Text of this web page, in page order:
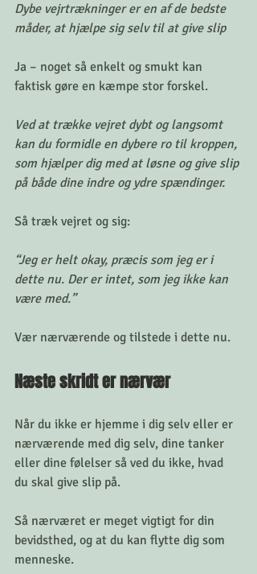
Dybe vejrtrækninger er en af de bedste
måder, at hjælpe sig selv til at give slip
Ja – noget så enkelt og smukt kan
faktisk gøre en kæmpe stor forskel.
Ved at trække vejret dybt og langsomt
kan du formidle en dybere ro til kroppen,
som hjælper dig med at løsne og give slip
på både dine indre og ydre spændinger.
Så træk vejret og sig:
“Jeg er helt okay, præcis som jeg er i
dette nu. Der er intet, som jeg ikke kan
være med.”
Vær nærværende og tilstede i dette nu.
Næste skridt er nærvær
Når du ikke er hjemme i dig selv eller er
nærværende med dig selv, dine tanker
eller dine følelser så ved du ikke, hvad
du skal give slip på.
Så nærværet er meget vigtigt for din
bevidsthed, og at du kan flytte dig som
menneske.